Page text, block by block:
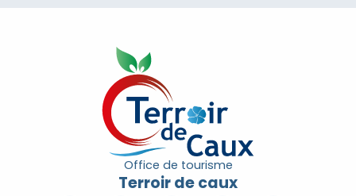
Office de tourisme
Terroir de caux